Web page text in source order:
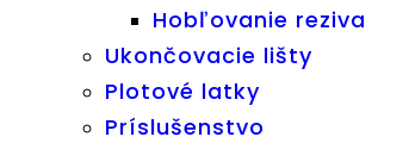
Hobľovanie reziva
Ukončovacie lišty
Plotové latky
Príslušenstvo